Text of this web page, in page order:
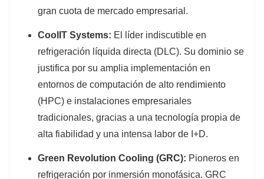
gran cuota de mercado empresarial.
CoolIT Systems: El líder indiscutible en
refrigeración líquida directa (DLC). Su dominio se
justifica por su amplia implementación en
entornos de computación de alto rendimiento
(HPC) e instalaciones empresariales
tradicionales, gracias a una tecnología propia de
alta fiabilidad y una intensa labor de I+D.
Green Revolution Cooling (GRC): Pioneros en
refrigeración por inmersión monofásica. GRC